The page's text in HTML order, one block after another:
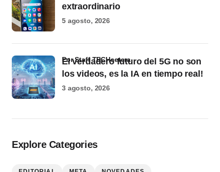
extraordinario
5 agosto, 2026
El verdadero futuro del 5G no son
los videos, es la IA en tiempo real!
por Staff TECHcetera
3 agosto, 2026
Explore Categories